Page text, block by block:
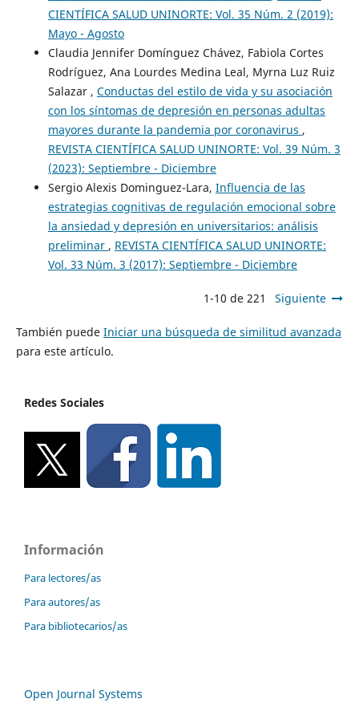
CIENTÍFICA SALUD UNINORTE: Vol. 35 Núm. 2 (2019):
Mayo - Agosto
Claudia Jennifer Domínguez Chávez, Fabiola Cortes
Rodríguez, Ana Lourdes Medina Leal, Myrna Luz Ruiz
Salazar , Conductas del estilo de vida y su asociación
con los síntomas de depresión en personas adultas
mayores durante la pandemia por coronavirus ,
REVISTA CIENTÍFICA SALUD UNINORTE: Vol. 39 Núm. 3
(2023): Septiembre - Diciembre
Sergio Alexis Dominguez-Lara, Influencia de las
estrategias cognitivas de regulación emocional sobre
la ansiedad y depresión en universitarios: análisis
preliminar , REVISTA CIENTÍFICA SALUD UNINORTE:
Vol. 33 Núm. 3 (2017): Septiembre - Diciembre
1-10 de 221 Siguiente
También puede Iniciar una búsqueda de similitud avanzada
para este artículo.
Redes Sociales
Información
Para lectores/as
Para autores/as
Para bibliotecarios/as
Open Journal Systems